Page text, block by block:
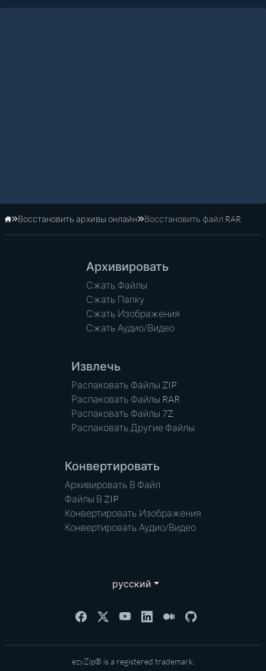
Главная
Восстановить архивы онлайн Восстановить файл RAR
Архивировать
Сжать Файлы
Сжать Папку
Сжать Изображения
Сжать Аудио/Видео
Извлечь
Распаковать Файлы ZIP
Распаковать Файлы RAR
Распаковать Файлы 7Z
Распаковать Другие Файлы
Конвертировать
Архивировать В Файл
Файлы В ZIP
Конвертировать Изображения
Конвертировать Аудио/Видео
русский
ezyZip® is a registered trademark.